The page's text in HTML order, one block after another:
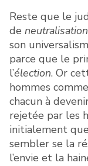
Reste que le
de
son
parce que le
l’élection. Or
hommes
chacun à
rejetée par les
initialement
sembler se la
l’envie et la